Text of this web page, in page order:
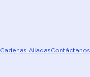
Cadenas AliadasContáctanos